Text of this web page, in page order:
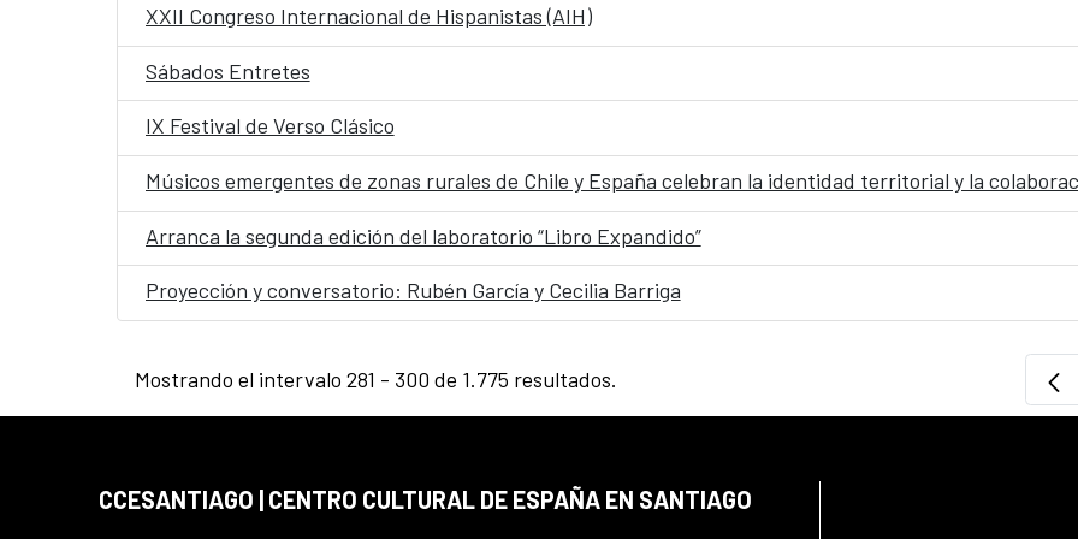
XXII Congreso Internacional de Hispanistas (AIH)
Sábados Entretes
IX Festival de Verso Clásico
Músicos emergentes de zonas rurales de Chile y España celebran la identidad territorial y la
Arranca la segunda edición del laboratorio “Libro Expandido”
Proyección y conversatorio: Rubén García y Cecilia Barriga
Mostrando el intervalo 281 - 300 de 1.775 resultados.
CCESANTIAGO | CENTRO CULTURAL DE ESPAÑA EN SANTIAGO